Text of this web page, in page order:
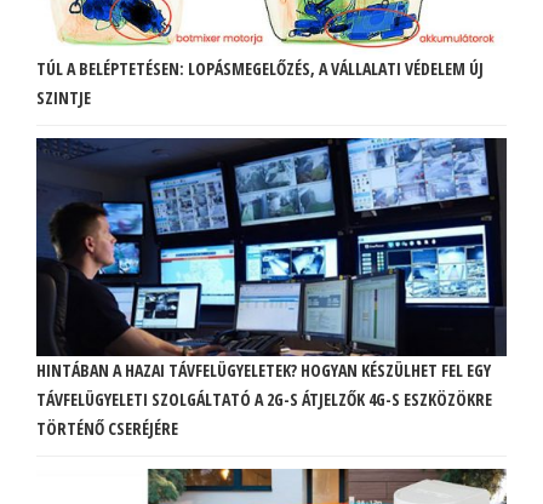
TÚL A BELÉPTETÉSEN: LOPÁSMEGELŐZÉS, A VÁLLALATI VÉDELEM ÚJ
SZINTJE
HINTÁBAN A HAZAI TÁVFELÜGYELETEK? HOGYAN KÉSZÜLHET FEL EGY
TÁVFELÜGYELETI SZOLGÁLTATÓ A 2G-S ÁTJELZŐK 4G-S ESZKÖZÖKRE
TÖRTÉNŐ CSERÉJÉRE